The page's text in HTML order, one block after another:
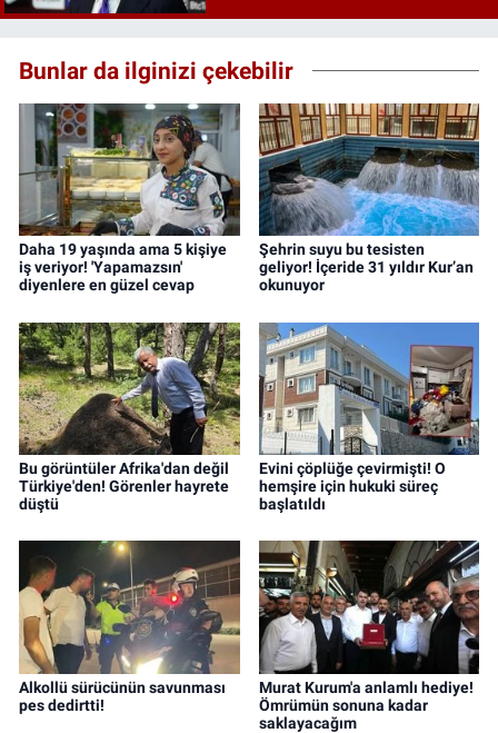
Bunlar da ilginizi çekebilir
Daha 19 yaşında ama 5 kişiye
iş veriyor! 'Yapamazsın'
diyenlere en güzel cevap
Şehrin suyu bu tesisten
geliyor! İçeride 31 yıldır Kur’an
okunuyor
Bu görüntüler Afrika'dan değil
Türkiye'den! Görenler hayrete
düştü
Evini çöplüğe çevirmişti! O
hemşire için hukuki süreç
başlatıldı
Alkollü sürücünün savunması
pes dedirtti!
Murat Kurum'a anlamlı hediye!
Ömrümün sonuna kadar
saklayacağım